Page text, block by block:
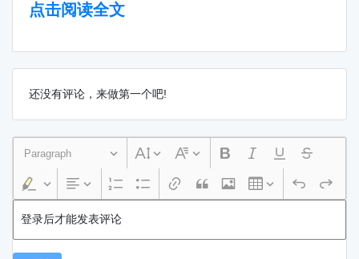
点击阅读全文
还没有评论，来做第一个吧!
Paragraph
登录后才能发表评论